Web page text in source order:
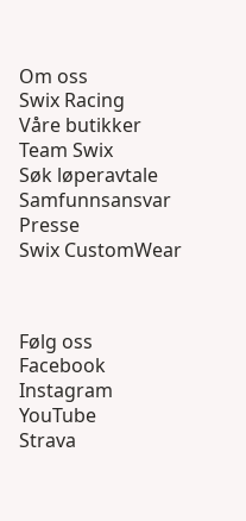
Om oss
Swix Racing
Våre butikker
Team Swix
Søk løperavtale
Samfunnsansvar
Presse
Swix CustomWear
Følg oss
Facebook
Instagram
YouTube
Strava